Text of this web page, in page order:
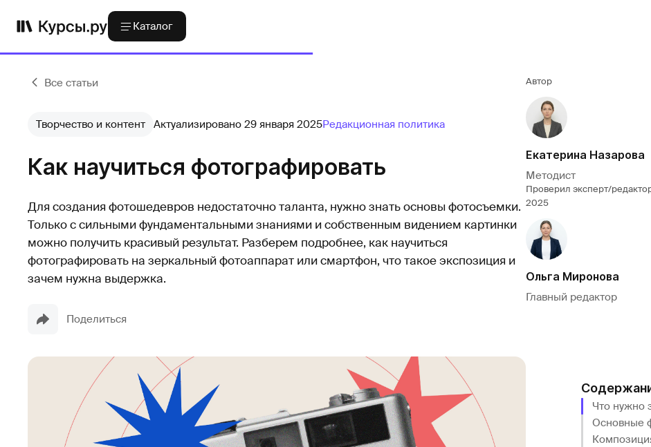
Каталог
Все статьи
Творчество и контент Актуализировано 29 января 2025Редакционная политика
Как научиться фотографировать
Для создания фотошедевров недостаточно таланта, нужно знать основы фотосъемки.
Только с сильными фундаментальными знаниями и собственным видением картинки
можно получить красивый результат. Разберем подробнее, как научиться
фотографировать на зеркальный фотоаппарат или смартфон, что такое экспозиция и
зачем нужна выдержка.
Поделиться
Автор
Екатерина Назарова
Методист
Проверил эксперт/
2025
Ольга Миронова
Главный редактор
Что нужно
Основные